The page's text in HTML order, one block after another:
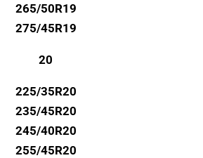
265/50R19
275/45R19
20
225/35R20
235/45R20
245/40R20
255/45R20